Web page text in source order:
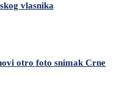
vlasnika
otro foto snimak Crne